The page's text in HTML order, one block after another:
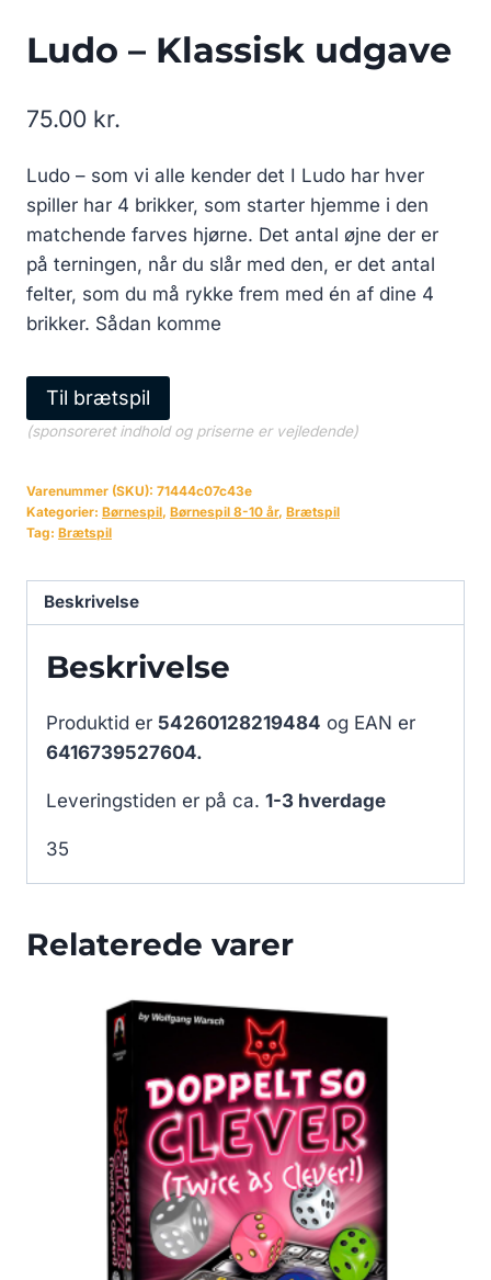
Ludo – Klassisk udgave
75.00 kr.
Ludo – som vi alle kender det I Ludo har hver
spiller har 4 brikker, som starter hjemme i den
matchende farves hjørne. Det antal øjne der er
på terningen, når du slår med den, er det antal
felter, som du må rykke frem med én af dine 4
brikker. Sådan komme
Til brætspil
(sponsoreret indhold og priserne er vejledende)
Varenummer (SKU): 71444c07c43e
Kategorier: Børnespil, Børnespil 8-10 år, Brætspil
Tag: Brætspil
Beskrivelse
Beskrivelse
Produktid er 54260128219484 og EAN er
6416739527604.
Leveringstiden er på ca. 1-3 hverdage
35
Relaterede varer